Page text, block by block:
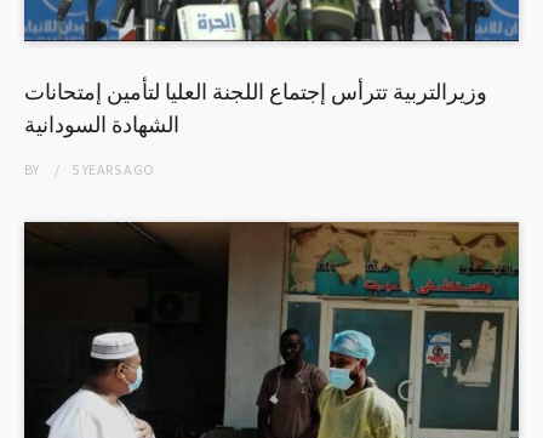
وزيرالتربية تترأس إجتماع اللجنة العليا لتأمين إمتحانات
الشهادة السودانية
BY 5 YEARSAGO